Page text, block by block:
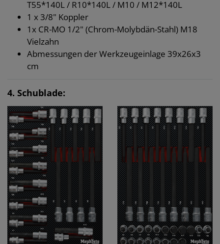
T55*140L / R10*140L / M10 / M12*140L
1 x 3/8" Koppler
1x CR-MO 1/2" (Chrom-Molybdän-Stahl) M18
Vielzahn
Abmessungen der Werkzeugeinlage 39x26x3
cm
4. Schublade: